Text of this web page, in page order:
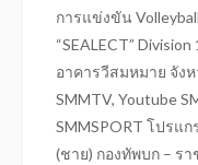
การแข่งขัน
“SEALECT”
อาคารวีสมหมาย จัง
SMMTV, Youtube
SMMSPORT โปรแ
(ชาย) กองทัพบก – ร